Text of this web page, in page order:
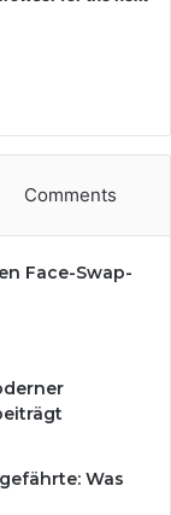
Comments
Face-Swap-
Was